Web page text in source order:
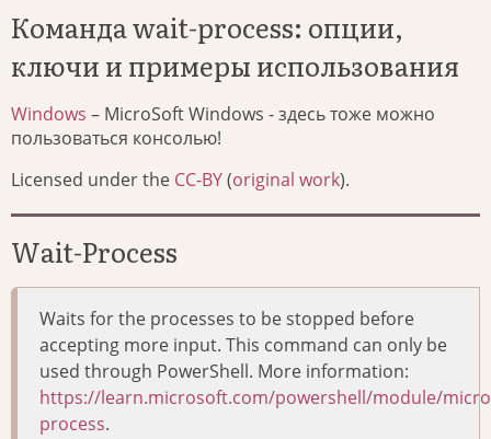
Команда wait-process: опции,
ключи и примеры использования
Windows – MicroSoft Windows - здесь тоже можно
пользоваться консолью!
Licensed under the CC-BY(original work).
Wait-Process
Waits for the processes to be stopped before
accepting more input. This command can only be
used through PowerShell. More information:
https://learn.microsoft.com/powershell/module/
process.